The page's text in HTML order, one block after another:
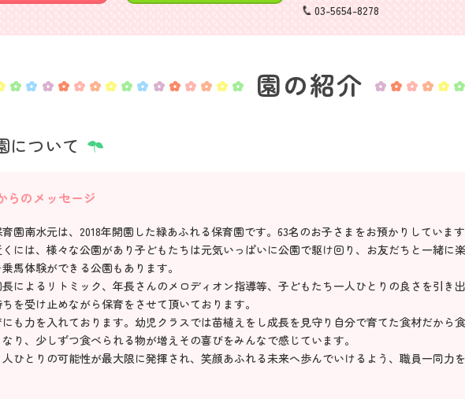
03-5654-8278
園の紹介
について
らのメッセージ
園南水元は、2018年開園した緑あふれる保育園です。63名のお子さまをお預かりしています
には、様々な公園があり子どもたちは元気いっぱいに公園で駆け回り、お友だちと一緒に
馬体験ができる公園もあります。
によるリトミック、年長さんのメロディオン指導等、子どもたち一人ひとりの良さを引き
を受け止めながら保育をさせて頂いております。
にも力を入れております。幼児クラスでは苗植えをし成長を見守り自分で育てた食材だから
り、少しずつ食べられる物が増えその喜びをみんなで感じています。
ひとりの可能性が最大限に発揮され、笑顔あふれる未来へ歩んでいけるよう、職員一同力